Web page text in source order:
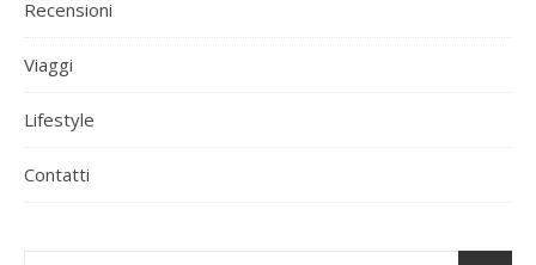
Recensioni
Viaggi
Lifestyle
Contatti